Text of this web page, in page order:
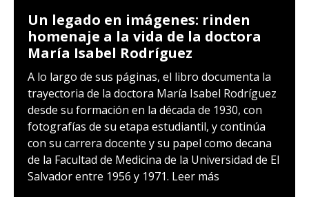
Un legado en imágenes: rinden
homenaje a la vida de la doctora
María Isabel Rodríguez
A lo largo de sus páginas, el libro documenta la
trayectoria de la doctora María Isabel Rodríguez
desde su formación en la década de 1930, con
fotografías de su etapa estudiantil, y continúa
con su carrera docente y su papel como decana
de la Facultad de Medicina de la Universidad de El
Salvador entre 1956 y 1971. Leer más